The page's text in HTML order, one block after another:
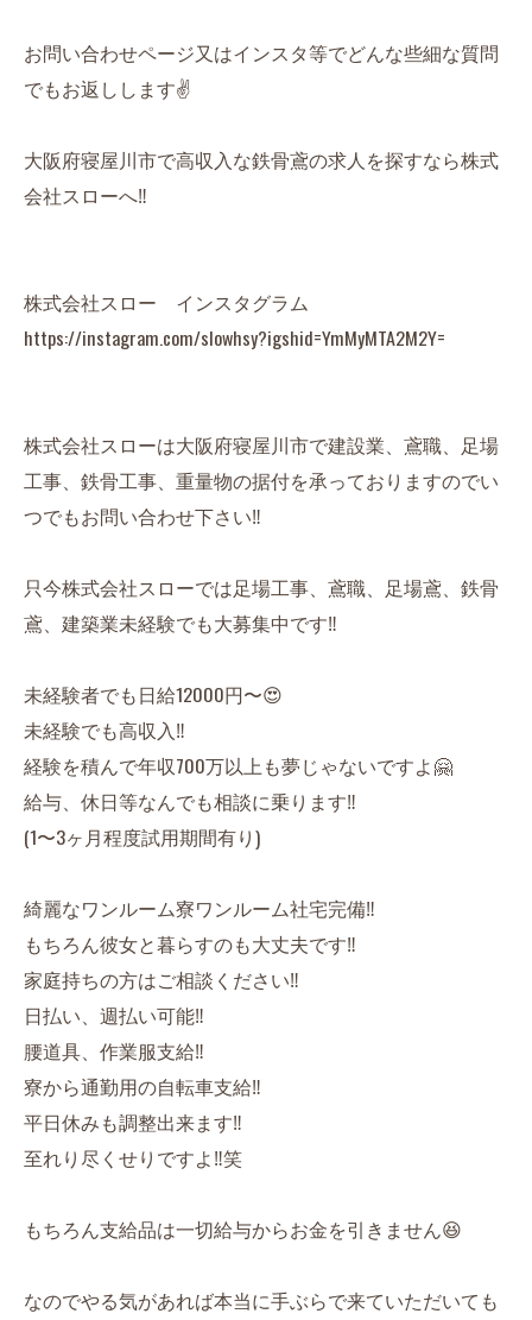
お問い合わせページ又はインスタ等でどんな些細な質問
でもお返しします✌️
大阪府寝屋川市で高収入な鉄骨鳶の求人を探すなら株式
会社スローへ‼️
株式会社スロー インスタグラム
https://instagram.com/slowhsy?igshid=YmMyMTA2M2Y=
株式会社スローは大阪府寝屋川市で建設業、鳶職、足場
工事、鉄骨工事、重量物の据付を承っておりますのでい
つでもお問い合わせ下さい‼️
只今株式会社スローでは足場工事、鳶職、足場鳶、鉄骨
鳶、建築業未経験でも大募集中です‼️
未経験者でも日給12000円〜😍
未経験でも高収入‼️
経験を積んで年収700万以上も夢じゃないですよ🤗
給与、休日等なんでも相談に乗ります‼️
(1〜3ヶ月程度試用期間有り)
綺麗なワンルーム寮ワンルーム社宅完備‼️
もちろん彼女と暮らすのも大丈夫です‼️
家庭持ちの方はご相談ください‼️
日払い、週払い可能‼️
腰道具、作業服支給‼️
寮から通勤用の自転車支給‼️
平日休みも調整出来ます‼️
至れり尽くせりですよ‼️笑
もちろん支給品は一切給与からお金を引きません😆
なのでやる気があれば本当に手ぶらで来ていただいても